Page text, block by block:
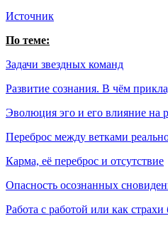
Источник
По теме:
Задачи звездных команд
Развитие сознания. В чём
Эволюция эго и его влияние на
Переброс между ветками
Карма, её переброс и отсутствие
Опасность осознанных
Работа с работой или как